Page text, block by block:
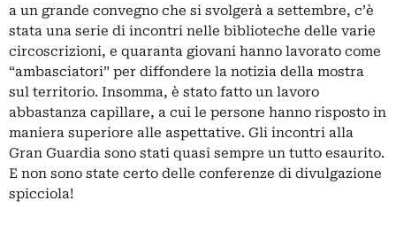
a un grande convegno che si svolgerà a settembre, c’è
stata una serie di incontri nelle biblioteche delle varie
circoscrizioni, e quaranta giovani hanno lavorato come
“ambasciatori” per diffondere la notizia della mostra
sul territorio. Insomma, è stato fatto un lavoro
abbastanza capillare, a cui le persone hanno risposto in
maniera superiore alle aspettative. Gli incontri alla
Gran Guardia sono stati quasi sempre un tutto esaurito.
E non sono state certo delle conferenze di divulgazione
spicciola!